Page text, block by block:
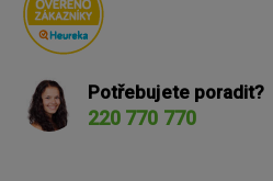
Potřebujete poradit?
220 770 770